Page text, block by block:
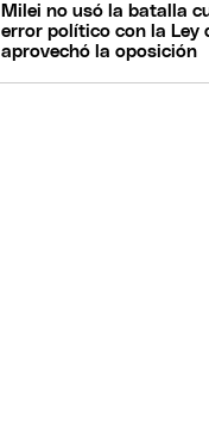
Milei no usó la batalla
error político con la Ley
aprovechó la oposición